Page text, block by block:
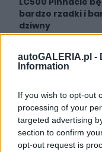
autoGALERIA.pl -
Information
If you wish to opt-out
processing of your
targeted advertising
section to confirm
opt-out request is
bardzo rzadki i
dziwny
66
ZDJĘĆ
OPINIE